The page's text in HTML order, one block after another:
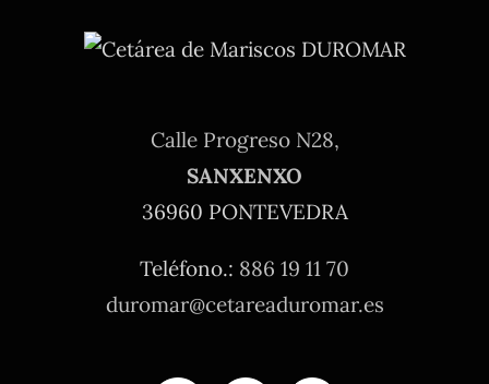
Calle Progreso N28,
SANXENXO
36960 PONTEVEDRA
Teléfono.: 886 19 11 70
duromar@cetareaduromar.es